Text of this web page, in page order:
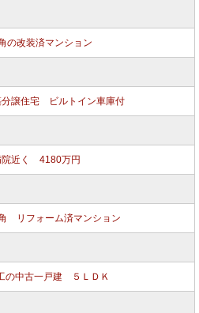
改装済マンション
譲住宅 ビルトイン車庫付
近く 4180万円
リフォーム済マンション
の中古一戸建 ５ＬＤＫ